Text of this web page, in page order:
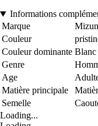
Informations
Marque
Couleur
Couleur dominante Blanc
Genre
Age
Matière principale
Semelle
Loading...